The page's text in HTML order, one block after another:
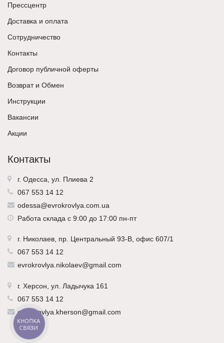
Прессцентр
Доставка и оплата
Сотрудничество
Контакты
Договор публичной оферты
Возврат и Обмен
Инструкции
Вакансии
Акции
Контакты
г. Одесса, ул. Плиева 2
067 553 14 12
odessa@evrokrovlya.com.ua
Работа склада с 9:00 до 17:00 пн-пт
г. Николаев , пр. Центральный 93-В, офис 607/1
067 553 14 12
evrokrovlya.nikolaev@gmail.com
г. Херсон , ул. Ладычука 161
067 553 14 12
evrokrovlya.kherson@gmail.com
КНОПКА
СВЯЗИ